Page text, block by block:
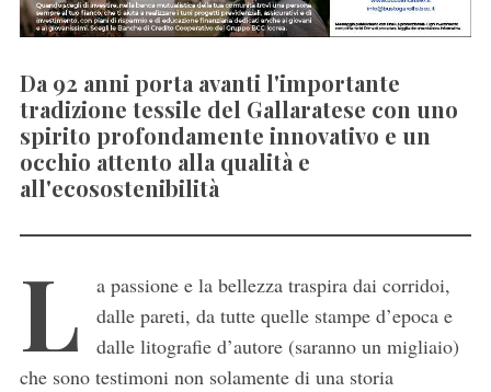
Da 92 anni porta avanti l'importante
tradizione tessile del Gallaratese con uno
spirito profondamente innovativo e un
occhio attento alla qualità e
all'ecosostenibilità
L
a passione e la bellezza traspira dai corridoi,
dalle pareti, da tutte quelle stampe d’epoca e
dalle litografie d’autore (saranno un migliaio)
che sono testimoni non solamente di una storia